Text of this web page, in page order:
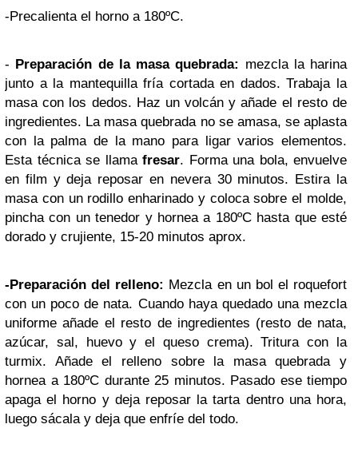
-Precalienta el horno a 180ºC.
- Preparación de la masa quebrada: mezcla la harina
junto a la mantequilla fría cortada en dados. Trabaja la
masa con los dedos. Haz un volcán y añade el resto de
ingredientes. La masa quebrada no se amasa, se aplasta
con la palma de la mano para ligar varios elementos.
Esta técnica se llama fresar. Forma una bola, envuelve
en film y deja reposar en nevera 30 minutos. Estira la
masa con un rodillo enharinado y coloca sobre el molde,
pincha con un tenedor y hornea a 180ºC hasta que esté
dorado y crujiente, 15-20 minutos aprox.
-Preparación del relleno: Mezcla en un bol el roquefort
con un poco de nata. Cuando haya quedado una mezcla
uniforme añade el resto de ingredientes (resto de nata,
azúcar, sal, huevo y el queso crema). Tritura con la
turmix. Añade el relleno sobre la masa quebrada y
hornea a 180ºC durante 25 minutos. Pasado ese tiempo
apaga el horno y deja reposar la tarta dentro una hora,
luego sácala y deja que enfríe del todo.